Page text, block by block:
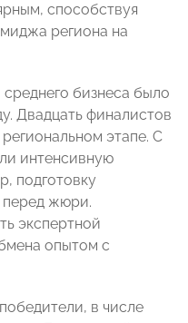
способствуя
региона на
среднего бизнеса было
Двадцать финалистов
этапе. С
интенсивную
подготовку
перед жюри.
экспертной
опытом с
в числе